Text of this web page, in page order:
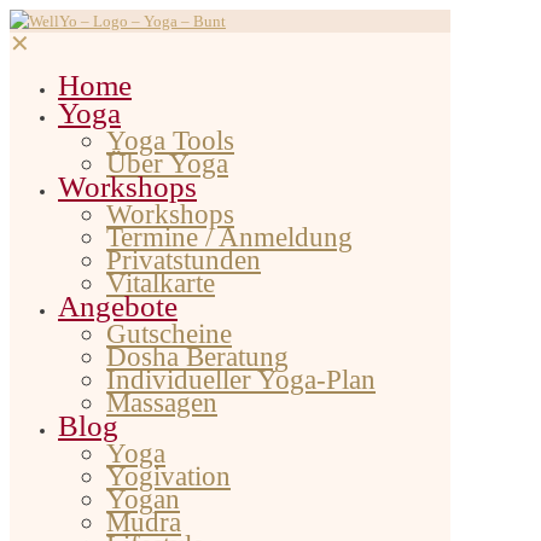
✕
Home
Yoga
Yoga Tools
Über Yoga
Workshops
Workshops
Termine / Anmeldung
Privatstunden
Vitalkarte
Angebote
Gutscheine
Dosha Beratung
Individueller Yoga-Plan
Massagen
Blog
Yoga
Yogivation
Yogan
Mudra